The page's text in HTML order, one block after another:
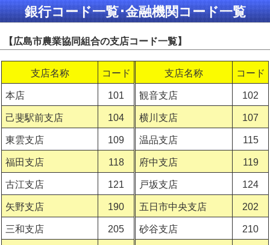
銀行コード一覧･金融機関コード一覧
【広島市農業協同組合の支店コード一覧】
支店名称 コード 支店名称 コード
本店 101 観音支店 102
己斐駅前支店 104 横川支店 107
東雲支店 109 温品支店 115
福田支店 118 府中支店 119
古江支店 121 戸坂支店 124
矢野支店 190 五日市中央支店 202
三和支店 205 砂谷支店 210